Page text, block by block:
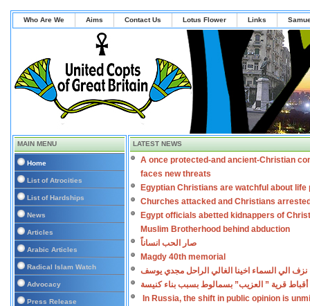
Who Are We Aims Contact Us Lotus Flower Links
MAIN MENU
Home
List of Atrocities
List of Hardships
News
Articles
Arabic Articles
Radical Islam Watch
Advocacy
Press Release
LATEST NEWS
A once protected-and ancient-Christian
faces new threats
Egyptian Christians are watchful about life
Churches attacked and Christians
Egypt officials abetted kidnappers of
Muslim Brotherhood behind abduction
صار الحب انساناً
Magdy 40th memorial
نزف الي السماء اخينا الغالي الراحل مجدي يوسف
أقباط قرية ” العزيب” بسمالوط بسبب بناء كنيسة
In Russia, the shift in public opinion is